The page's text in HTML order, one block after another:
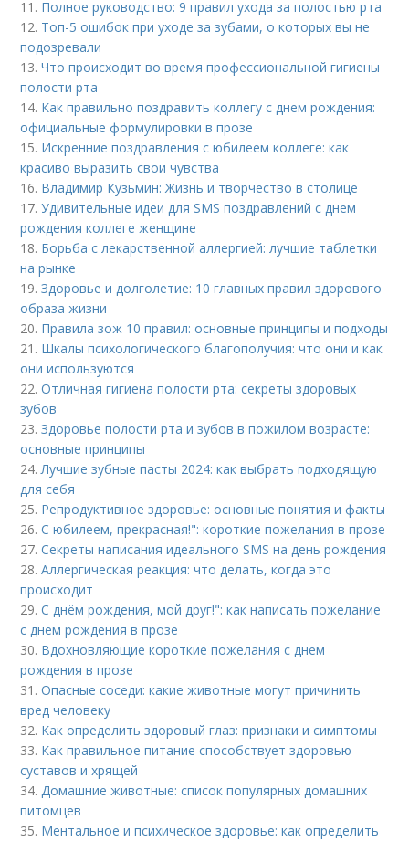
11. Полное руководство: 9 правил ухода за полостью рта
12. Топ-5 ошибок при уходе за зубами, о которых вы не
подозревали
13.Что происходит во время профессиональной гигиены
полости рта
14. Как правильно поздравить коллегу с днем рождения:
официальные формулировки в прозе
15. Искренние поздравления с юбилеем коллеге: как
красиво выразить свои чувства
16. Владимир Кузьмин: Жизнь и творчество в столице
17.Удивительные идеи для SMS поздравлений с днем
рождения коллеге женщине
18. Борьба с лекарственной аллергией: лучшие таблетки
на рынке
19.Здоровье и долголетие: 10 главных правил здорового
образа жизни
20. Правила зож 10 правил: основные принципы и подходы
21. Шкалы психологического благополучия: что они и как
они используются
22.Отличная гигиена полости рта: секреты здоровых
зубов
23.Здоровье полости рта и зубов в пожилом возрасте:
основные принципы
24.Лучшие зубные пасты 2024: как выбрать подходящую
для себя
25. Репродуктивное здоровье: основные понятия и факты
26.С юбилеем, прекрасная!": короткие пожелания в прозе
27.Секреты написания идеального SMS на день рождения
28.Аллергическая реакция: что делать, когда это
происходит
29.С днём рождения, мой друг!": как написать пожелание
с днем рождения в прозе
30. Вдохновляющие короткие пожелания с днем
рождения в прозе
31.Опасные соседи: какие животные могут причинить
вред человеку
32. Как определить здоровый глаз: признаки и симптомы
33. Как правильное питание способствует здоровью
суставов и хрящей
34.Домашние животные: список популярных домашних
питомцев
35. Ментальное и психическое здоровье: как определить